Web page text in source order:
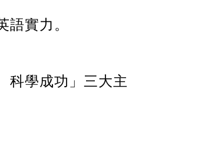
實力。
科學成功」三大主